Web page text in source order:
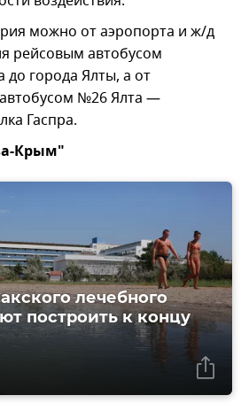
можно от аэропорта и ж/д
рейсовым автобусом
города Ялты, а от
№26 Ялта —
Гаспра.
Крым"
лечебного
построить к концу